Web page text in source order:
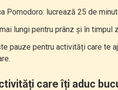
Pomodoro: lucrează 25 de
lungi pentru prânz și în timpul
pauze pentru activități care te
care îți aduc